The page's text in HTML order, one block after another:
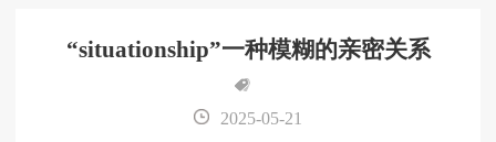
“situationship”一种模糊的亲密关系
2025-05-21